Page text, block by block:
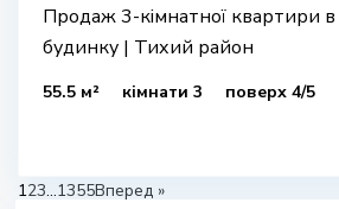
Продаж 3-кімнатної квартири
будинку | Тихий район
55.5 м² кімнати 3 поверх 4/5
123...1355Вперед »